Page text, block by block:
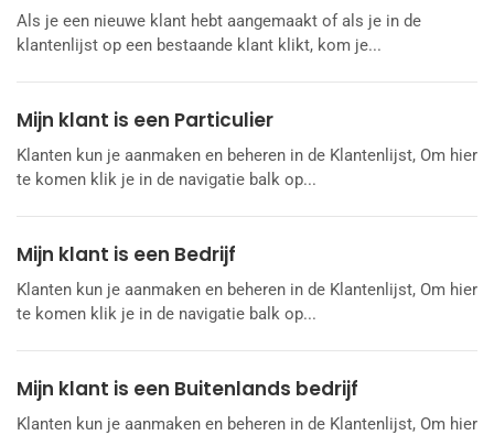
Als je een nieuwe klant hebt aangemaakt of als je in de
klantenlijst op een bestaande klant klikt, kom je...
Mijn klant is een Particulier
Klanten kun je aanmaken en beheren in de Klantenlijst, Om hier
te komen klik je in de navigatie balk op...
Mijn klant is een Bedrijf
Klanten kun je aanmaken en beheren in de Klantenlijst, Om hier
te komen klik je in de navigatie balk op...
Mijn klant is een Buitenlands bedrijf
Klanten kun je aanmaken en beheren in de Klantenlijst, Om hier